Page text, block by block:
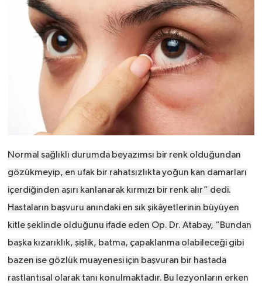
Normal sağlıklı durumda beyazımsı bir renk olduğundan
gözükmeyip, en ufak bir rahatsızlıkta yoğun kan damarları
içerdiğinden aşırı kanlanarak kırmızı bir renk alır” dedi.
Hastaların başvuru anındaki en sık şikâyetlerinin büyüyen
kitle şeklinde olduğunu ifade eden Op. Dr. Atabay, “Bundan
başka kızarıklık, şişlik, batma, çapaklanma olabileceği gibi
bazen ise gözlük muayenesi için başvuran bir hastada
rastlantısal olarak tanı konulmaktadır. Bu lezyonların erken